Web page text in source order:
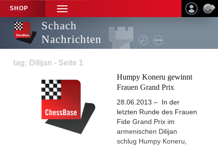
SHOP
TOGGLE
NAVIGATION
Schach
Nachrichten
tag: Dilijan - Seite 1
Humpy Koneru gewinnt
Frauen Grand Prix
28.06.2013 – In der
letzten Runde des Frauen
Fide Grand Prix im
armenischen Dilijan
schlug Humpy Koneru,